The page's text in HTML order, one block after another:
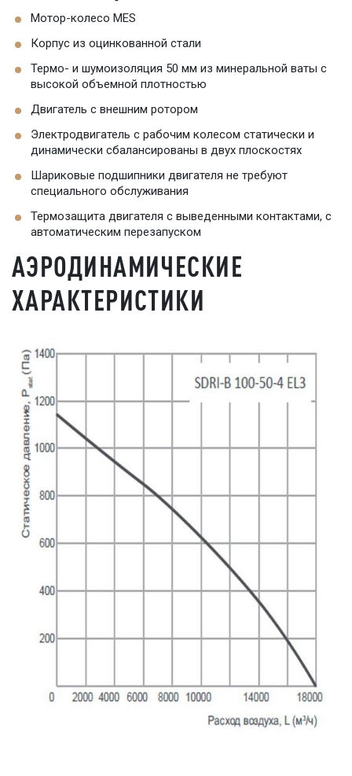
Мотор-колесо MES
Корпус из оцинкованной стали
Термо- и шумоизоляция 50 мм из минеральной ваты с
высокой объемной плотностью
Двигатель с внешним ротором
Электродвигатель с рабочим колесом статически и
динамически сбалансированы в двух плоскостях
Шариковые подшипники двигателя не требуют
специального обслуживания
Термозащита двигателя с выведенными контактами, с
автоматическим перезапуском
АЭРОДИНАМИЧЕСКИЕ
ХАРАКТЕРИСТИКИ